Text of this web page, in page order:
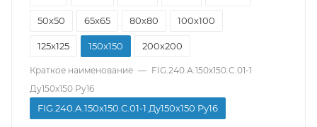
50х50 65х65 80х80 100х100
125х125 150х150 200х200
Краткое наименование — FIG.240.А.150х150.C.01-1
Ду150х150 Pу16
FIG.240.А.150х150.C.01-1 Ду150х150 Pу16